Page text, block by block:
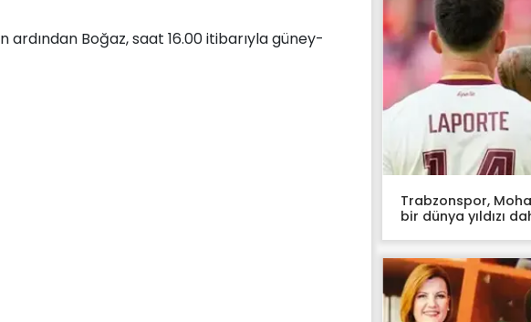
ardından Boğaz, saat 16.00 itibarıyla güney-
Trabzonspor,
bir dünya yıldızı